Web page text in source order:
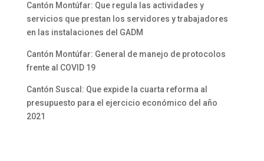
Cantón Montúfar: Que regula las actividades y
servicios que prestan los servidores y trabajadores
en las instalaciones del GADM
Cantón Montúfar: General de manejo de protocolos
frente al COVID 19
Cantón Suscal: Que expide la cuarta reforma al
presupuesto para el ejercicio económico del año
2021